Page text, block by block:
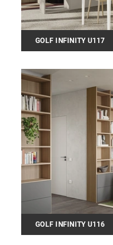
GOLF INFINITY U117
GOLF INFINITY U116